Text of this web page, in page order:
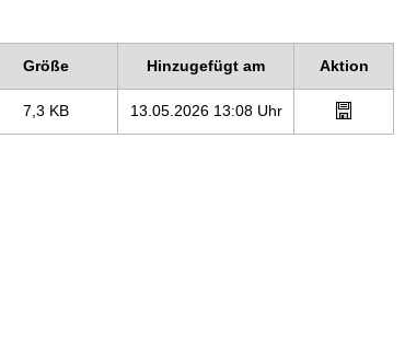
Größe Hinzugefügt am Aktion
7,3 KB 13.05.2026 13:08 Uhr